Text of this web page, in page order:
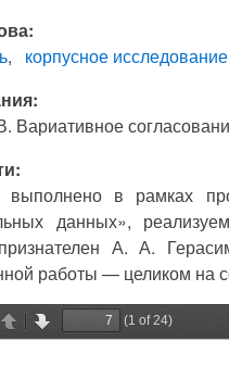
корпусное исследование
Вариативное
выполнено в рамках
данных»,
А. А.
работы — целиком на